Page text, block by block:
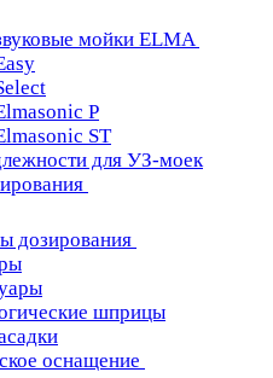
мойки ELMA
P
ST
для УЗ-моек
дозирования
шприцы
оснащение